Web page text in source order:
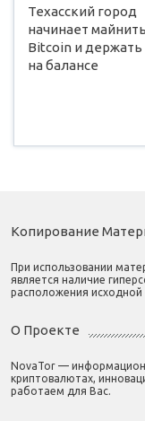
Техасский город
начинает майнить
Bitcoin и держать
на балансе
Копирование
При использовании
является наличие
расположения исходной
О Проекте
NovaTor —
криптовалютах,
работаем для Вас.